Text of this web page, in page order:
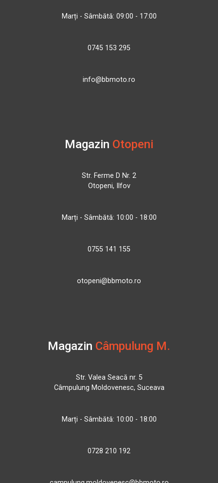
Marți - Sâmbătă: 09:00 - 17:00
0745 153 295
info@bbmoto.ro
Magazin Otopeni
Str. Ferme D Nr. 2
Otopeni, Ilfov
Marți - Sâmbătă: 10:00 - 18:00
0755 141 155
otopeni@bbmoto.ro
Magazin Câmpulung M.
Str. Valea Seacă nr. 5
Câmpulung Moldovenesc, Suceava
Marți - Sâmbătă: 10:00 - 18:00
0728 210 192